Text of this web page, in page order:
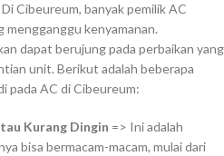
Cibeureum, banyak pemilik AC
mengganggu kenyamanan.
dapat berujung pada perbaikan yang
unit. Berikut adalah beberapa
pada AC di Cibeureum:
Kurang Dingin => Ini adalah
bisa bermacam-macam, mulai dari